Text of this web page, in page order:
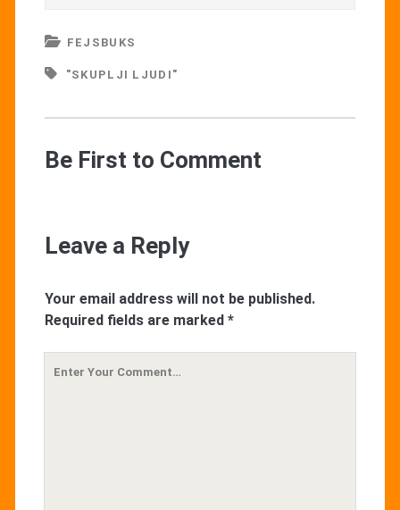
FEJSBUKS
"SKUPLJI LJUDI"
Be First to Comment
Leave a Reply
Your email address will not be published.
Required fields are marked *